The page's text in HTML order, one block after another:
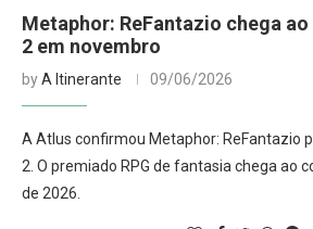
Metaphor: ReFantazio chega
2 em novembro
byA Itinerante 09/06/2026
A Atlus confirmou Metaphor: ReFantazio
2. O premiado RPG de fantasia chega ao
de 2026.